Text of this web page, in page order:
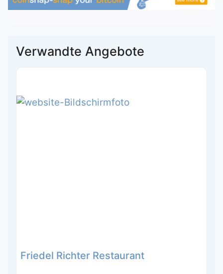
Verwandte Angebote
Friedel Richter Restaurant